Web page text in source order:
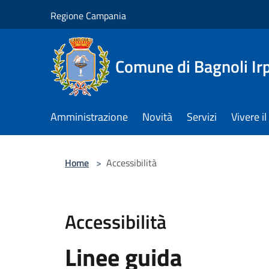
Regione Campania
Comune di Bagnoli
Amministrazione Novità Servizi Vivere
Home > Accessibilità
Accessibilità
Linee guida